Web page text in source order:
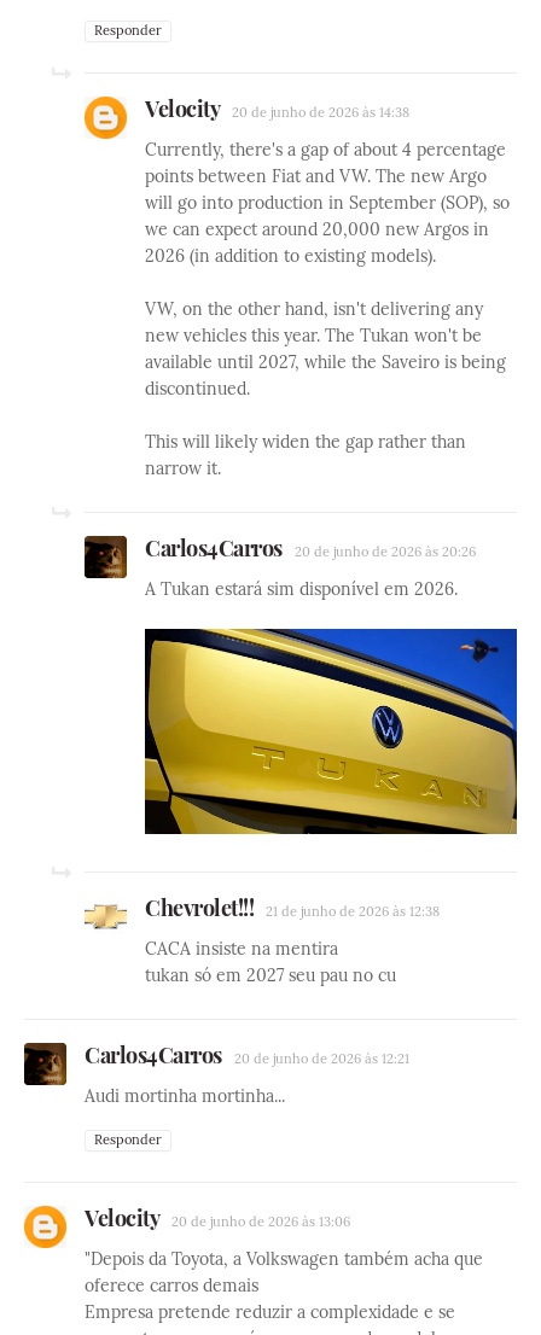
Responder
Velocity 20 de junho de 2026 às 14:38
Currently, there's a gap of about 4 percentage
points between Fiat and VW. The new Argo
will go into production in September (SOP), so
we can expect around 20,000 new Argos in
2026 (in addition to existing models).
VW, on the other hand, isn't delivering any
new vehicles this year. The Tukan won't be
available until 2027, while the Saveiro is being
discontinued.
This will likely widen the gap rather than
narrow it.
Carlos4Carros 20 de junho de 2026 às 20:26
A Tukan estará sim disponível em 2026.
Chevrolet!!! 21 de junho de 2026 às 12:38
CACA insiste na mentira
tukan só em 2027 seu pau no cu
Carlos4Carros 20 de junho de 2026 às 12:21
Audi mortinha mortinha...
Responder
Velocity 20 de junho de 2026 às 13:06
"Depois da Toyota, a Volkswagen também acha que
oferece carros demais
Empresa pretende reduzir a complexidade e se